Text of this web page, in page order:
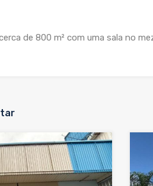
de 800 m² com uma sala no